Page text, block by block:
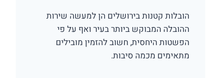
הובלות קטנות בירושלים הן למעשה שירות
ההובלה המבוקש ביותר בעיר ואף על פי
הפשטות היחסית, חשוב להזמין מובילים
מתאימים מכמה סיבות.